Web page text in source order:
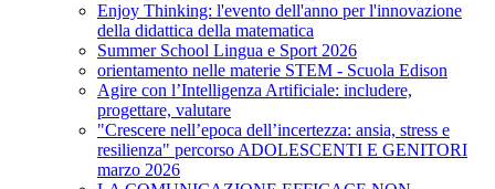
Enjoy Thinking: l'evento dell'anno per l'innovazione
della didattica della matematica
Summer School Lingua e Sport 2026
orientamento nelle materie STEM - Scuola Edison
Agire con l’Intelligenza Artificiale: includere,
progettare, valutare
"Crescere nell’epoca dell’incertezza: ansia, stress e
resilienza" percorso ADOLESCENTI E GENITORI
marzo 2026